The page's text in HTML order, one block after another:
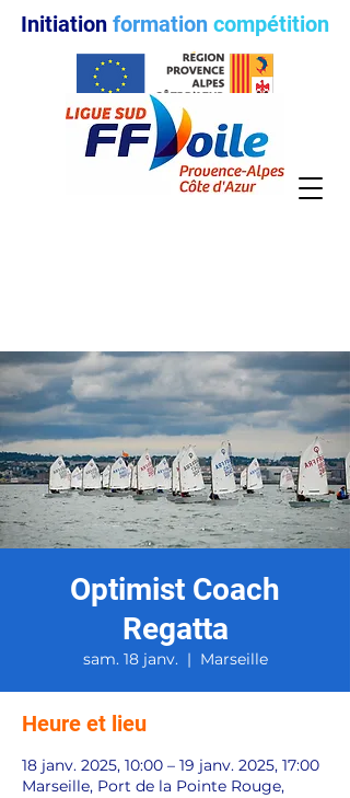
Initiation formation compétition
Optimist Coach
Regatta
sam. 18 janv.
  |
Marseille
Heure et lieu
18 janv. 2025, 10:00 – 19 janv. 2025, 17:00
Marseille, Port de la Pointe Rouge,